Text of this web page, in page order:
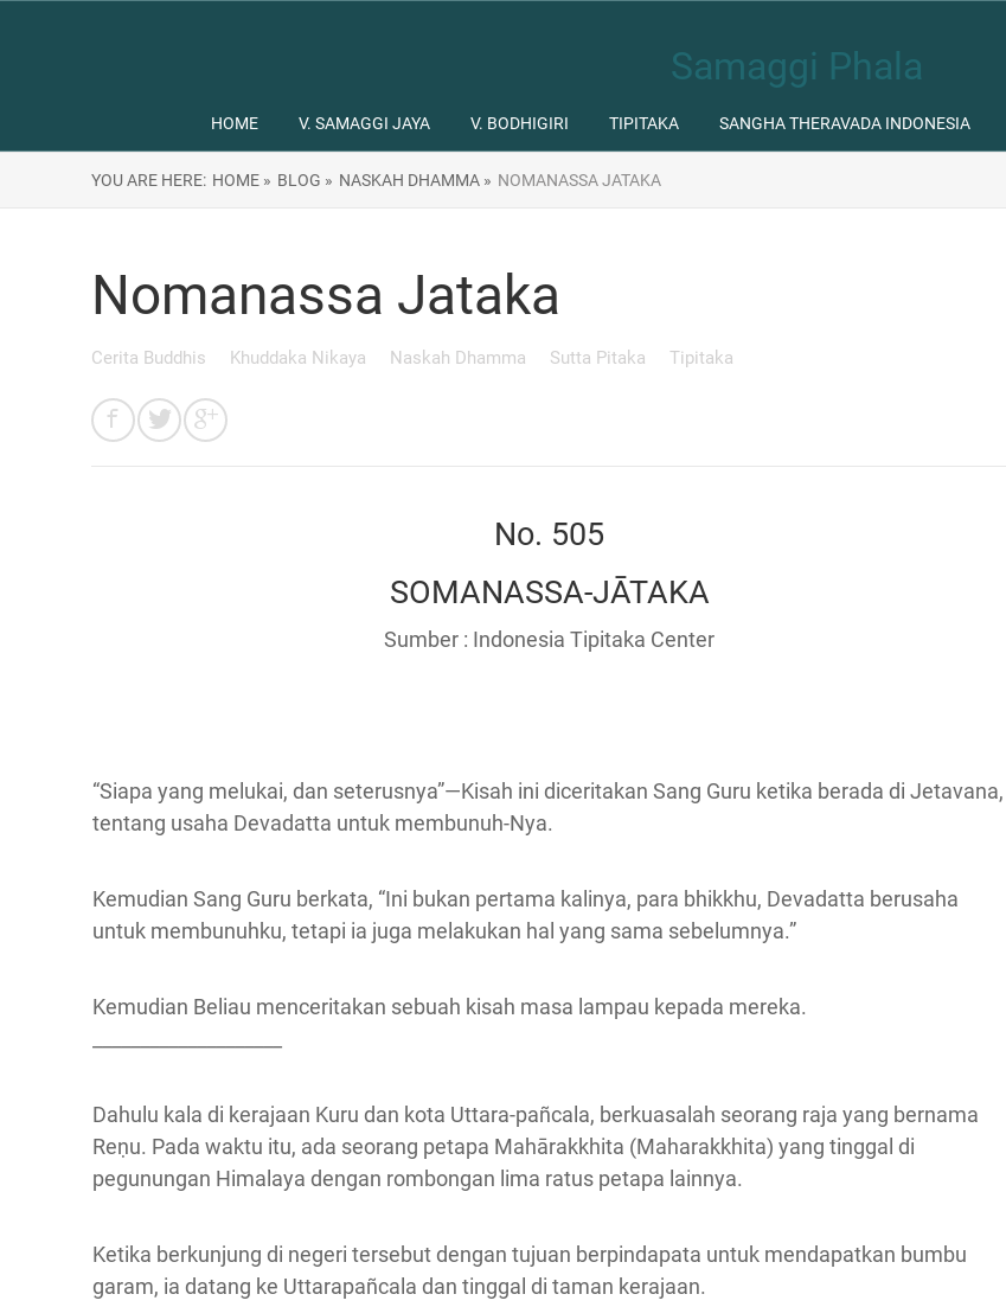
Samaggi Phala
HOME V. SAMAGGI JAYA V. BODHIGIRI TIPITAKA SANGHA THERAVADA INDONESIA
YOU ARE HERE: HOME » BLOG » NASKAH DHAMMA » NOMANASSA JATAKA
Nomanassa Jataka
Cerita Buddhis Khuddaka Nikaya Naskah Dhamma Sutta Pitaka Tipitaka
No. 505
SOMANASSA-JĀTAKA
Sumber : Indonesia Tipitaka Center
“Siapa yang melukai, dan seterusnya”—Kisah ini diceritakan Sang Guru ketika berada di Jetavana,
tentang usaha Devadatta untuk membunuh-Nya.
Kemudian Sang Guru berkata, “Ini bukan pertama kalinya, para bhikkhu, Devadatta berusaha
untuk membunuhku, tetapi ia juga melakukan hal yang sama sebelumnya.”
Kemudian Beliau menceritakan sebuah kisah masa lampau kepada mereka.
Dahulu kala di kerajaan Kuru dan kota Uttara-pañcala, berkuasalah seorang raja yang bernama
Reṇu. Pada waktu itu, ada seorang petapa Mahārakkhita (Maharakkhita) yang tinggal di
pegunungan Himalaya dengan rombongan lima ratus petapa lainnya.
Ketika berkunjung di negeri tersebut dengan tujuan berpindapata untuk mendapatkan bumbu
garam, ia datang ke Uttarapañcala dan tinggal di taman kerajaan.